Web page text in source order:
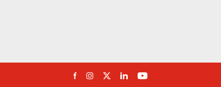
Síguenos en Facebook
Síguenos en Instagram
Síguenos en Twitter
Síguenos en Linkedin
Síguenos en